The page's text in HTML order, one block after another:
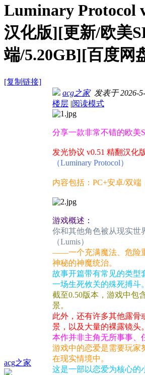
Luminary Protocol
汉化版][更新/欧美
端/5.20GB][百度网
[复制链接]
acg之家
acg之家发表于 2026-
楼层 |阅读模式
分享一款非常不错的欧美
发光协议 v0.51 精翻汉化
（Luminary Protocol）
内容包括：PC+安卓/双端
游戏概述：
你和其他角色被从现实世
（Lumis）
——一个充满魔法、危险
神秘的神魔统治。
故事开篇带有常见的类型
一场生死攸关的殊死搏斗。
截至0.50版本，游戏中包
景。
此外，还有许多其他露骨
景，以及大量的裸露镜头。
本作并非主角无所事事、
游戏中的恋爱是需要玩家
在现实情境中。
这是一部以恋爱为核心的